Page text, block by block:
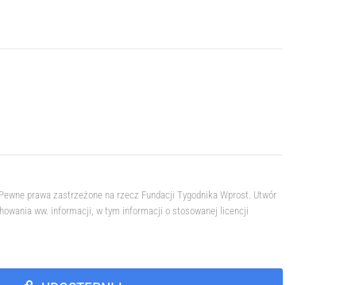
prawa zastrzeżone na rzecz Fundacji Tygodnika Wprost. Utwór
ww. informacji, w tym informacji o stosowanej licencji